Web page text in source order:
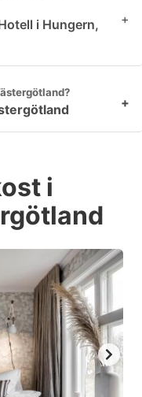
i Hungern,
+
+
i